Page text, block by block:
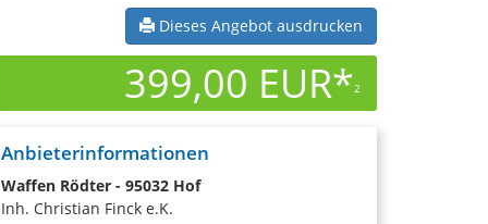
Dieses Angebot ausdrucken
399,00 EUR*2
Anbieterinformationen
Waffen Rödter - 95032 Hof
Inh. Christian Finck e.K.